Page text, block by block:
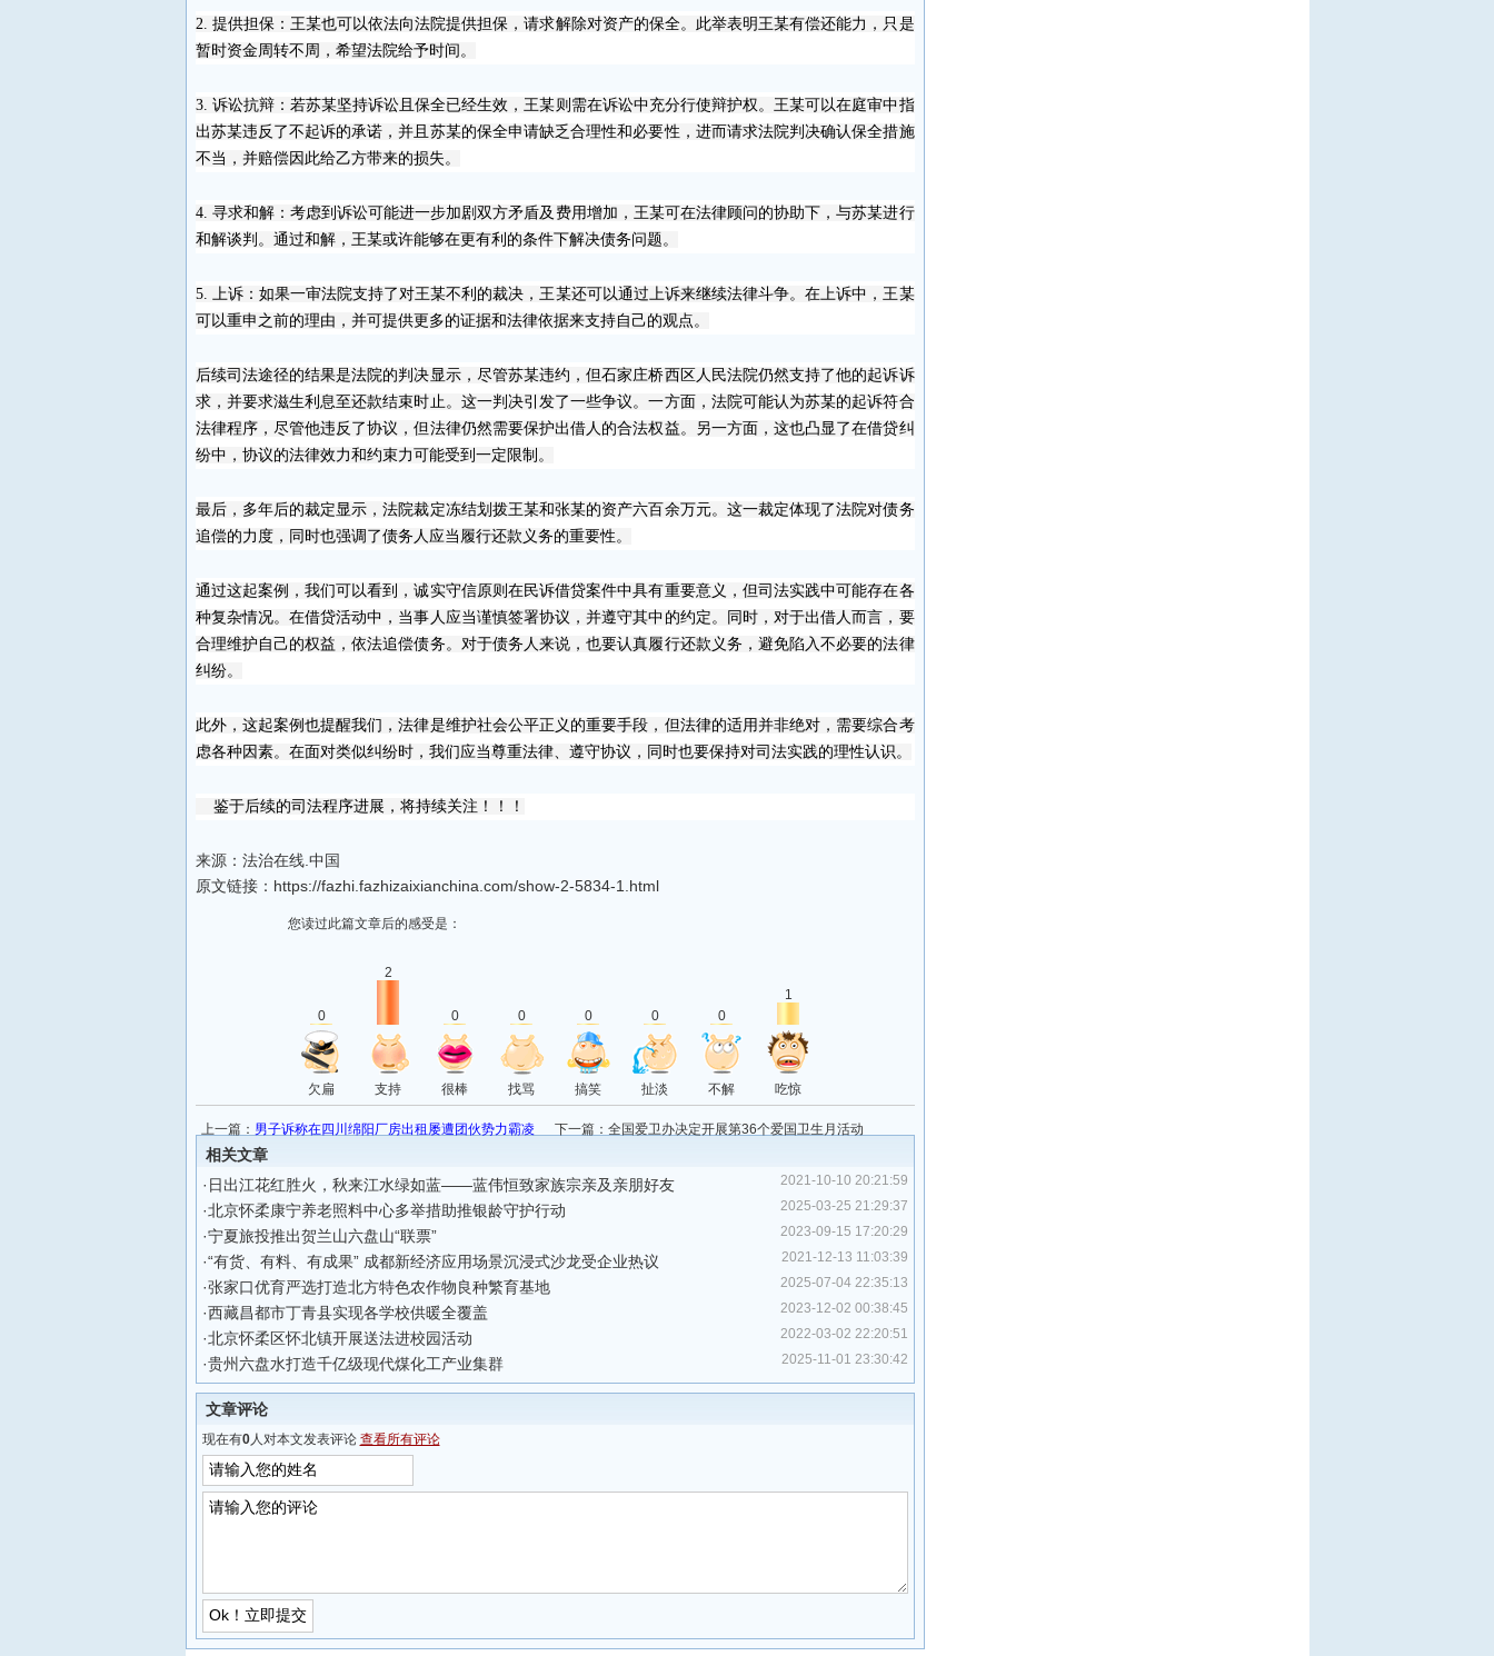
2. 提供担保：王某也可以依法向法院提供担保，请求解除对资产的保全。此举表明王某有偿还能力，只是
暂时资金周转不周，希望法院给予时间。
3. 诉讼抗辩：若苏某坚持诉讼且保全已经生效，王某则需在诉讼中充分行使辩护权。王某可以在庭审中指
出苏某违反了不起诉的承诺，并且苏某的保全申请缺乏合理性和必要性，进而请求法院判决确认保全措施
不当，并赔偿因此给乙方带来的损失。
4. 寻求和解：考虑到诉讼可能进一步加剧双方矛盾及费用增加，王某可在法律顾问的协助下，与苏某进行
和解谈判。通过和解，王某或许能够在更有利的条件下解决债务问题。
5. 上诉：如果一审法院支持了对王某不利的裁决，王某还可以通过上诉来继续法律斗争。在上诉中，王某
可以重申之前的理由，并可提供更多的证据和法律依据来支持自己的观点。
后续司法途径的结果是法院的判决显示，尽管苏某违约，但石家庄桥西区人民法院仍然支持了他的起诉诉
求，并要求滋生利息至还款结束时止。这一判决引发了一些争议。一方面，法院可能认为苏某的起诉符合
法律程序，尽管他违反了协议，但法律仍然需要保护出借人的合法权益。另一方面，这也凸显了在借贷纠
纷中，协议的法律效力和约束力可能受到一定限制。
最后，多年后的裁定显示，法院裁定冻结划拨王某和张某的资产六百余万元。这一裁定体现了法院对债务
追偿的力度，同时也强调了债务人应当履行还款义务的重要性。
通过这起案例，我们可以看到，诚实守信原则在民诉借贷案件中具有重要意义，但司法实践中可能存在各
种复杂情况。在借贷活动中，当事人应当谨慎签署协议，并遵守其中的约定。同时，对于出借人而言，要
合理维护自己的权益，依法追偿债务。对于债务人来说，也要认真履行还款义务，避免陷入不必要的法律
纠纷。
此外，这起案例也提醒我们，法律是维护社会公平正义的重要手段，但法律的适用并非绝对，需要综合考
虑各种因素。在面对类似纠纷时，我们应当尊重法律、遵守协议，同时也要保持对司法实践的理性认识。
鉴于后续的司法程序进展，将持续关注！！！
来源：法治在线.中国
原文链接：https://fazhi.fazhizaixianchina.com/show-2-5834-1.html
您读过此篇文章后的感受是：
0
2
0 0 0 0 0
1
欠扁 支持 很棒 找骂 搞笑 扯淡 不解 吃惊
上一篇： 男子诉称在四川绵阳厂房出租屡遭团伙势力霸凌 下一篇： 全国爱卫办决定开展第36个爱国卫生月活动
相关文章
· 日出江花红胜火，秋来江水绿如蓝——蓝伟恒致家族宗亲及亲朋好友 2021-10-10 20:21:59
·北京怀柔康宁养老照料中心多举措助推银龄守护行动 2025-03-25 21:29:37
·宁夏旅投推出贺兰山六盘山“联票” 2023-09-15 17:20:29
·“有货、有料、有成果” 成都新经济应用场景沉浸式沙龙受企业热议 2021-12-13 11:03:39
·张家口优育严选打造北方特色农作物良种繁育基地 2025-07-04 22:35:13
·西藏昌都市丁青县实现各学校供暖全覆盖 2023-12-02 00:38:45
·北京怀柔区怀北镇开展送法进校园活动 2022-03-02 22:20:51
·贵州六盘水打造千亿级现代煤化工产业集群 2025-11-01 23:30:42
文章评论
现在有0人对本文发表评论 查看所有评论